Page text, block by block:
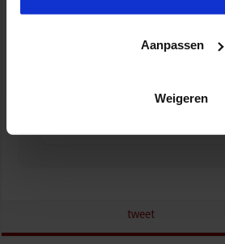
Aanpassen
Weigeren
tweet